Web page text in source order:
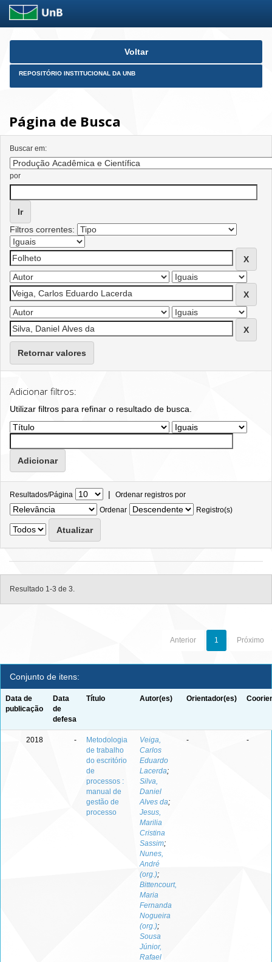
Skip
Voltar
REPOSITÓRIO INSTITUCIONAL DA UNB
Página de Busca
Buscar em:
por
Filtros correntes:
Retornar valores
Adicionar filtros:
Utilizar filtros para refinar o resultado de busca.
Resultados/Página | Ordenar registros por
Ordenar
Registro(s)
Resultado 1-3 de 3.
Anterior 1 Próximo
Conjunto de itens:
Data de
publicação
Data
de
defesa
Título Autor(es) Orientador(es)
2018 -
Metodologia
de trabalho
do escritório
de
processos :
manual de
gestão de
processo
Veiga,
Carlos
Eduardo
Lacerda;
Silva,
Daniel
Alves da;
Jesus,
Marilia
Cristina
Sassim;
Nunes,
André
(org.);
Bittencourt,
Maria
Fernanda
Nogueira
(org.);
Sousa
Júnior,
Rafael
- -